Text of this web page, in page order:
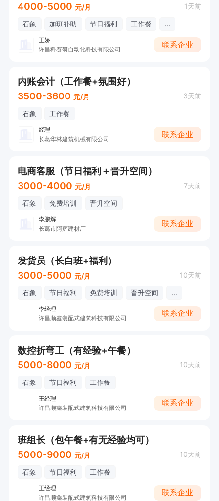
4000-5000 元/月 1天前
石象 加班补助 节日福利 工作餐 ...
王娇
许昌科赛研自动化科技有限公司
联系企业
内账会计（工作餐+氛围好）
3500-3600 元/月 3天前
石象 工作餐
经理
长葛华林建筑机械有限公司
联系企业
电商客服（节日福利＋晋升空间）
3000-4000 元/月 7天前
石象 免费培训 晋升空间
李鹏辉
长葛市阿辉建材厂
联系企业
发货员（长白班+福利）
3000-5000 元/月 10天前
石象 节日福利 免费培训 晋升空间 ...
李经理
许昌顺鑫装配式建筑科技有限公司
联系企业
数控折弯工（有经验+午餐）
5000-8000 元/月 10天前
石象 节日福利 工作餐
王经理
许昌顺鑫装配式建筑科技有限公司
联系企业
班组长（包午餐+有无经验均可）
5000-9000 元/月 10天前
石象 节日福利 工作餐
王经理
许昌顺鑫装配式建筑科技有限公司
联系企业